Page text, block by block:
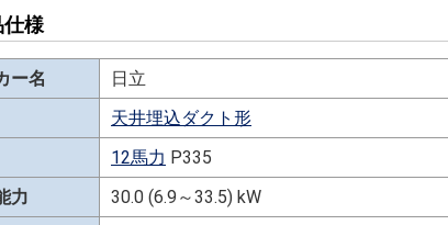
仕様
ー名
日立
天井埋込ダクト形
12馬力 P335
力
30.0 (6.9～33.5) kW